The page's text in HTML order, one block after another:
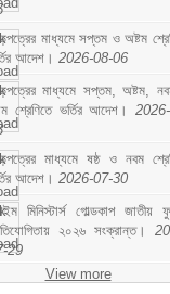
মাধ্যমে সপ্তম ও অষ্টম
আদেশ। 2026-08-06
মাধ্যমে সপ্তম, অষ্টম,
শ্রেণিতে ভর্তির আদেশ।
মাধ্যমে ষষ্ঠ ও নবম
আদেশ। 2026-07-30
মিনিস্টার্স গোল্ডকাপ জাতীয়
২০২৬ সংক্রান্ত।
29
View more